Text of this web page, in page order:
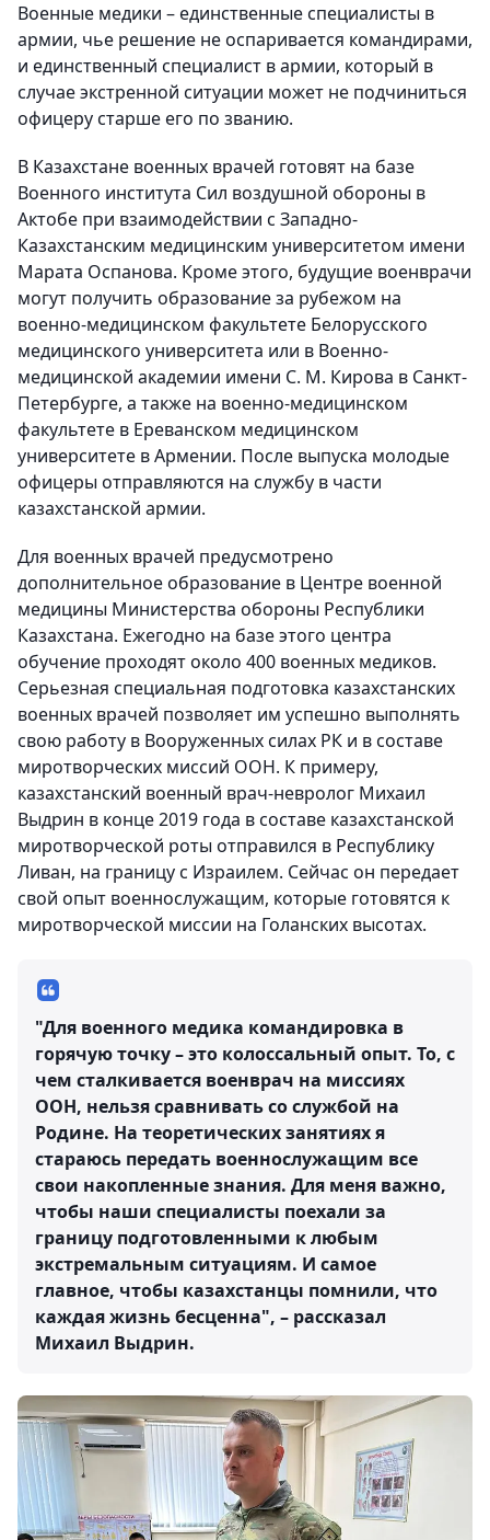
Военные медики – единственные специалисты в
армии, чье решение не оспаривается командирами,
и единственный специалист в армии, который в
случае экстренной ситуации может не подчиниться
офицеру старше его по званию.
В Казахстане военных врачей готовят на базе
Военного института Сил воздушной обороны в
Актобе при взаимодействии с Западно-
Казахстанским медицинским университетом имени
Марата Оспанова. Кроме этого, будущие военврачи
могут получить образование за рубежом на
военно-медицинском факультете Белорусского
медицинского университета или в Военно-
медицинской академии имени С. М. Кирова в Санкт-
Петербурге, а также на военно-медицинском
факультете в Ереванском медицинском
университете в Армении. После выпуска молодые
офицеры отправляются на службу в части
казахстанской армии.
Для военных врачей предусмотрено
дополнительное образование в Центре военной
медицины Министерства обороны Республики
Казахстана. Ежегодно на базе этого центра
обучение проходят около 400 военных медиков.
Серьезная специальная подготовка казахстанских
военных врачей позволяет им успешно выполнять
свою работу в Вооруженных силах РК и в составе
миротворческих миссий ООН. К примеру,
казахстанский военный врач-невролог Михаил
Выдрин в конце 2019 года в составе казахстанской
миротворческой роты отправился в Республику
Ливан, на границу с Израилем. Сейчас он передает
свой опыт военнослужащим, которые готовятся к
миротворческой миссии на Голанских высотах.
"Для военного медика командировка в
горячую точку – это колоссальный опыт. То, с
чем сталкивается военврач на миссиях
ООН, нельзя сравнивать со службой на
Родине. На теоретических занятиях я
стараюсь передать военнослужащим все
свои накопленные знания. Для меня важно,
чтобы наши специалисты поехали за
границу подготовленными к любым
экстремальным ситуациям. И самое
главное, чтобы казахстанцы помнили, что
каждая жизнь бесценна", – рассказал
Михаил Выдрин.